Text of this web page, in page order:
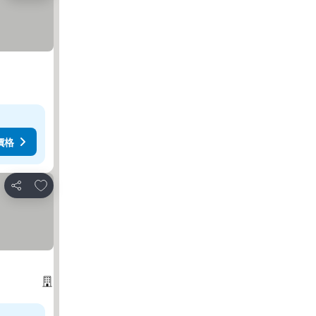
格
分享
加入我的最愛